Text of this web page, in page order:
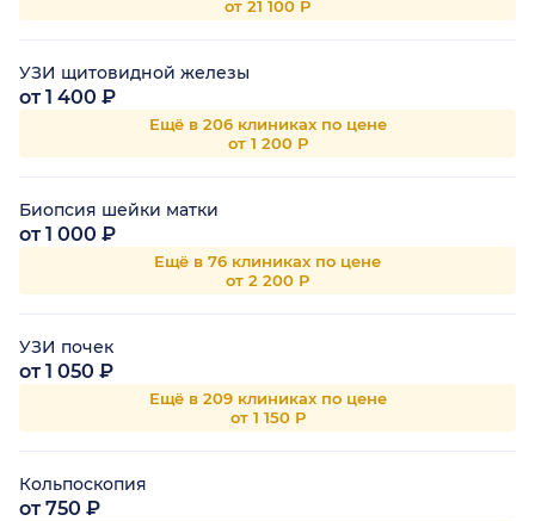
от 21 100 Р
УЗИ щитовидной железы
от 1 400 ₽
Ещё в 206 клиниках по цене
от 1 200 Р
Биопсия шейки матки
от 1 000 ₽
Ещё в 76 клиниках по цене
от 2 200 Р
УЗИ почек
от 1 050 ₽
Ещё в 209 клиниках по цене
от 1 150 Р
Кольпоскопия
от 750 ₽